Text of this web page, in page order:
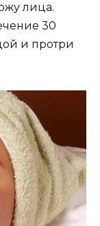
лица.
30
и протри